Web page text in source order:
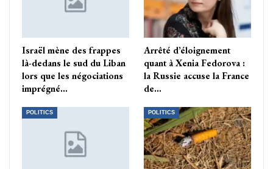
Israël mène des frappes
là-dedans le sud du Liban
lors que les négociations
imprégné…
Arrêté d’éloignement
quant à Xenia Fedorova :
la Russie accuse la France
de…
POLITICS POLITICS